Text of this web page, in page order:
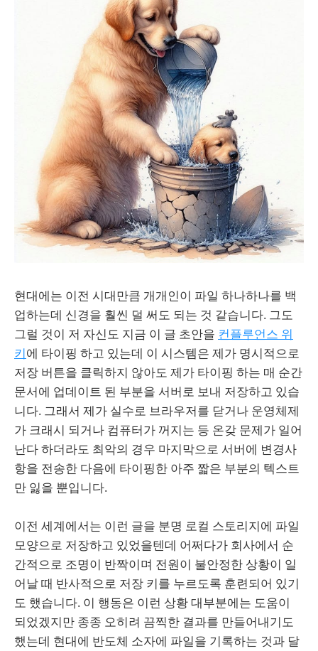
현대에는 이전 시대만큼 개개인이 파일 하나하나를 백
업하는데 신경을 훨씬 덜 써도 되는 것 같습니다. 그도
그럴 것이 저 자신도 지금 이 글 초안을 컨플루언스 위
키에 타이핑 하고 있는데 이 시스템은 제가 명시적으로
저장 버튼을 클릭하지 않아도 제가 타이핑 하는 매 순간
문서에 업데이트 된 부분을 서버로 보내 저장하고 있습
니다. 그래서 제가 실수로 브라우저를 닫거나 운영체제
가 크래시 되거나 컴퓨터가 꺼지는 등 온갖 문제가 일어
난다 하더라도 최악의 경우 마지막으로 서버에 변경사
항을 전송한 다음에 타이핑한 아주 짧은 부분의 텍스트
만 잃을 뿐입니다.
이전 세계에서는 이런 글을 분명 로컬 스토리지에 파일
모양으로 저장하고 있었을텐데 어쩌다가 회사에서 순
간적으로 조명이 반짝이며 전원이 불안정한 상황이 일
어날 때 반사적으로 저장 키를 누르도록 훈련되어 있기
도 했습니다. 이 행동은 이런 상황 대부분에는 도움이
되었겠지만 종종 오히려 끔찍한 결과를 만들어내기도
했는데 현대에 반도체 소자에 파일을 기록하는 것과 달